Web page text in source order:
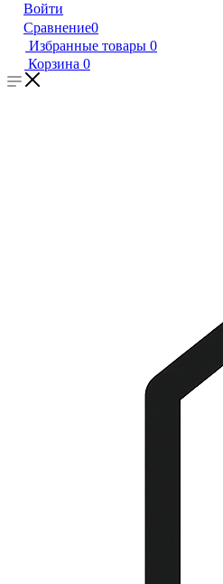
Войти
Сравнение0
Избранные товары 0
Корзина 0